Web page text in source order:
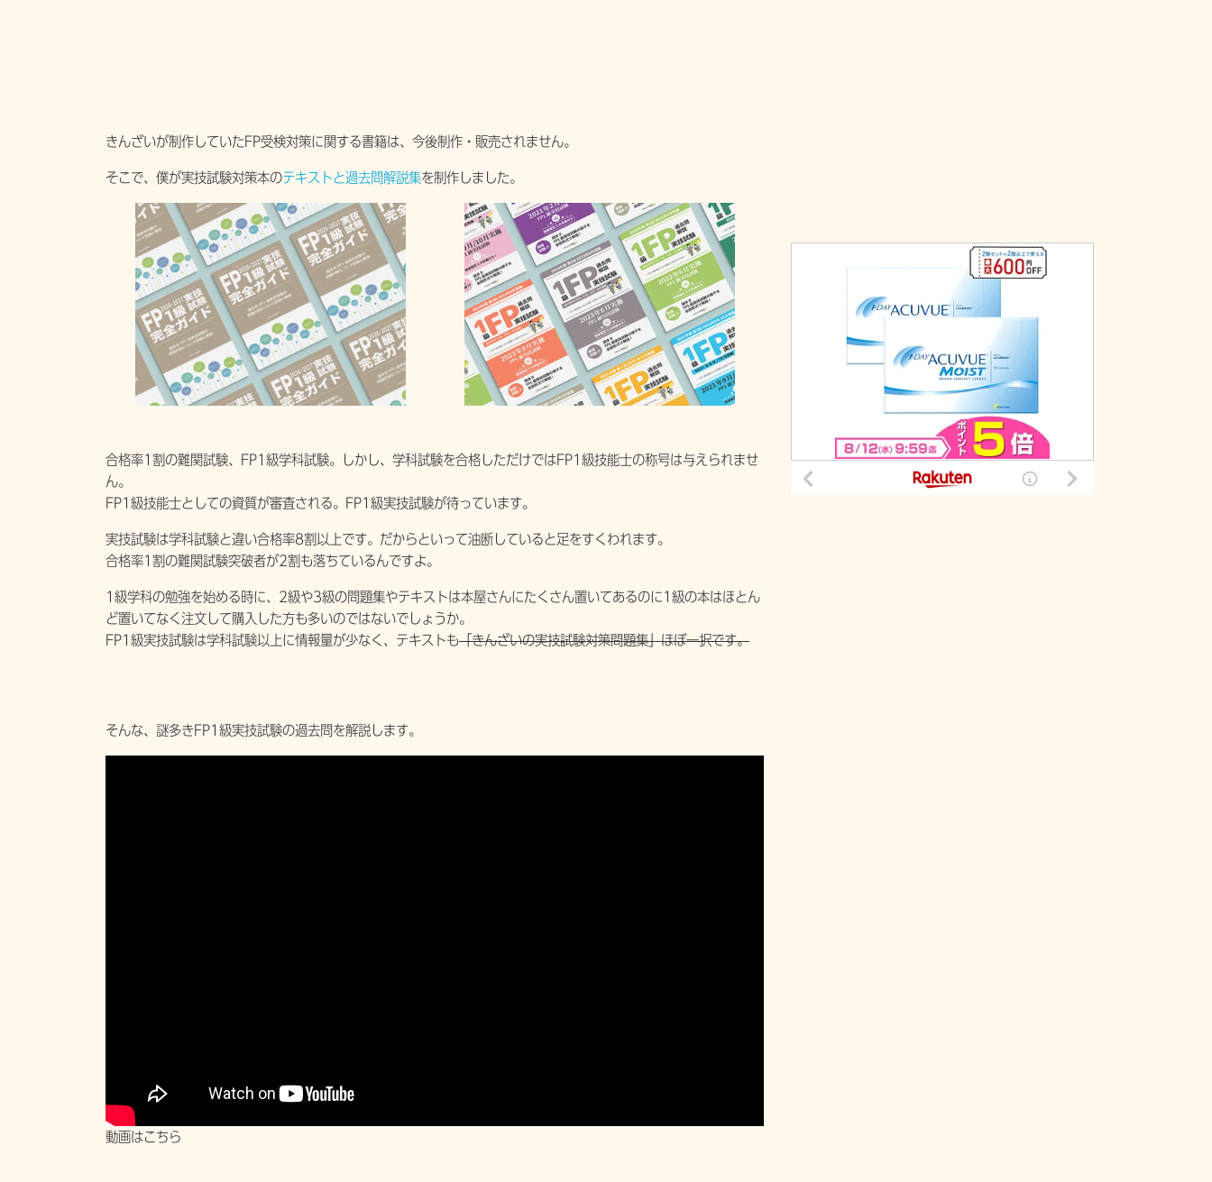
きんざいが制作していたFP受検対策に関する書籍は、今後制作・販売されません。
そこで、僕が実技試験対策本のテキストと過去問解説集を制作しました。
合格率1割の難関試験、FP1級学科試験。しかし、学科試験を合格しただけではFP1級技能士の称号は与えられませ
ん。
FP1級技能士としての資質が審査される。FP1級実技試験が待っています。
実技試験は学科試験と違い合格率8割以上です。だからといって油断していると足をすくわれます。
合格率1割の難関試験突破者が2割も落ちているんですよ。
1級学科の勉強を始める時に、2級や3級の問題集やテキストは本屋さんにたくさん置いてあるのに1級の本はほとん
ど置いてなく注文して購入した方も多いのではないでしょうか。
FP1級実技試験は学科試験以上に情報量が少なく、テキストも「きんざいの実技試験対策問題集」ほぼ一択です。
そんな、謎多きFP1級実技試験の過去問を解説します。
動画はこちら